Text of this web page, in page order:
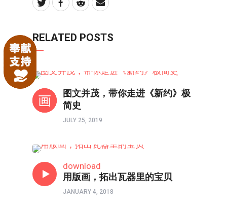
RELATED POSTS
图文并茂，带你走进《新约》极
简史
JULY 25, 2019
download
用版画，拓出瓦器里的宝贝
JANUARY 4, 2018